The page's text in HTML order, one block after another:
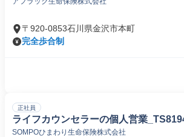
〒920-0853石川県金沢市本町
完全歩合制
正社員
ライフカウンセラーの個人営業
SOMPOひまわり生命保険株式会社